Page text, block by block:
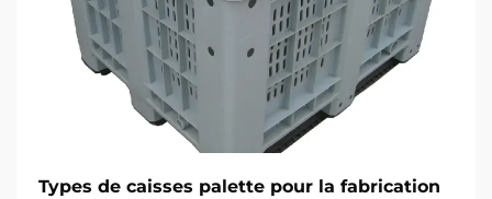
Types de caisses palette pour la fabrication